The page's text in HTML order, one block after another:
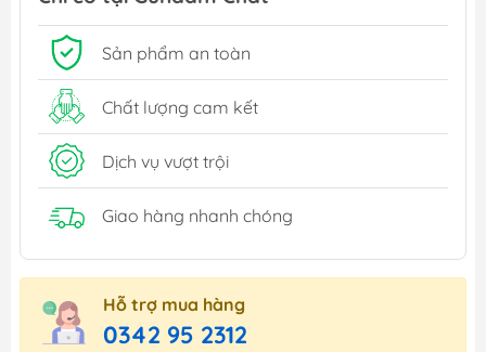
Sản phẩm an toàn
Chất lượng cam kết
Dịch vụ vượt trội
Giao hàng nhanh chóng
Hỗ trợ mua hàng
0342 95 2312